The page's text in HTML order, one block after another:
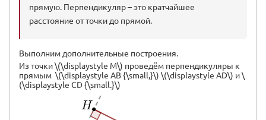
прямую. Перпендикуляр – это кратчайшее
расстояние от точки до прямой.
Выполним дополнительные построения.
Из точки \(\displaystyle M\) проведём перпендикуляры к
прямым \(\displaystyle AB {\small,}\) \(\displaystyle AD\) и \
(\displaystyle CD {\small.}\)